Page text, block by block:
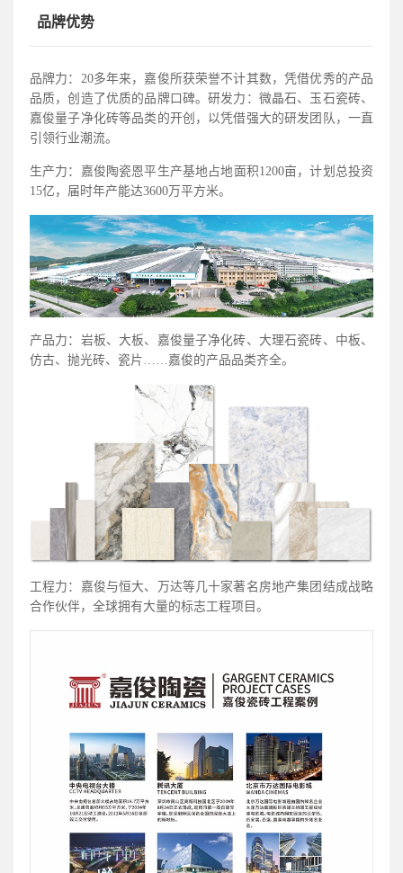
品牌优势
品牌力：20多年来，嘉俊所获荣誉不计其数，凭借优秀的产品
品质，创造了优质的品牌口碑。研发力：微晶石、玉石瓷砖、
嘉俊量子净化砖等品类的开创，以凭借强大的研发团队，一直
引领行业潮流。
生产力：嘉俊陶瓷恩平生产基地占地面积1200亩，计划总投资
15亿，届时年产能达3600万平方米。
产品力：岩板、大板、嘉俊量子净化砖、大理石瓷砖、中板、
仿古、抛光砖、瓷片……嘉俊的产品品类齐全。
工程力：嘉俊与恒大、万达等几十家著名房地产集团结成战略
合作伙伴，全球拥有大量的标志工程项目。